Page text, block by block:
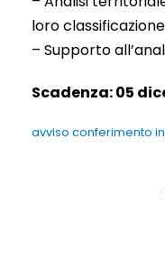
loro classificazione
– Supporto
Scadenza: 05
avviso conferimento